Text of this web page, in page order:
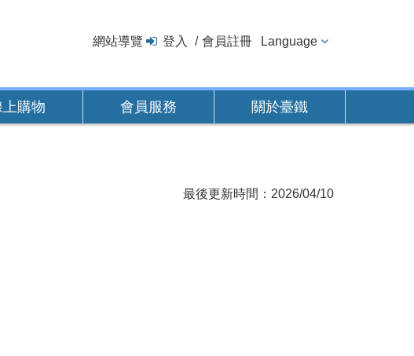
網站導覽 登入 會員註冊 Language
上購物 會員服務 關於臺鐵
最後更新時間：2026/04/10